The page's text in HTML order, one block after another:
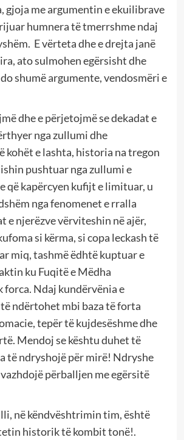
gjoja me argumentin e ekuilibrave
humnera të tmerrshme ndaj
E vërteta dhe e drejta janë
ato sulmohen egërsisht dhe
shumë argumente, vendosmëri e
dhe e përjetojmë se dekadat e
nga zullumi dhe
kohët e lashta, historia na tregon
pushtuar nga zullumi e
që kapërcyen kufijt e limituar, u
nga fenomenet e rralla
e njerëzve vërviteshin në ajër,
si kërma, si copa leckash të
miq, tashmë ëdhtë kuptuar e
ku Fuqitë e Mëdha
forca. Ndaj kundërvënia e
ndërtohet mbi baza të forta
tepër të kujdesëshme dhe
Mendoj se kështu duhet të
të ndryshojë për mirë! Ndryshe
përballjen me egërsitë
në këndvështrimin tim, është
historik të kombit tonë!.